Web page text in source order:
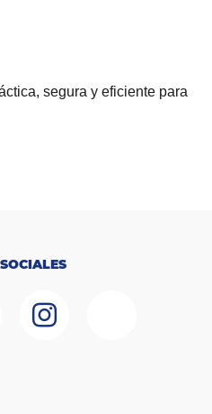
segura y eficiente para